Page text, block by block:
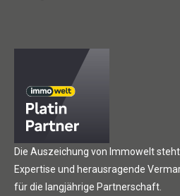
Die Auszeichung von Immowelt
Expertise und herausragende
für die langjährige Partnerschaft.